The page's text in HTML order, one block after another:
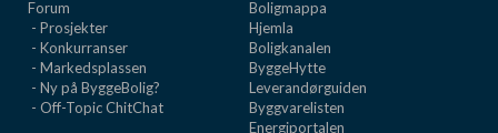
Forum
- Prosjekter
- Konkurranser
- Markedsplassen
- Ny på ByggeBolig?
- Off-Topic ChitChat
Boligmappa
Hjemla
Boligkanalen
ByggeHytte
Leverandørguiden
Byggvarelisten
Energiportalen